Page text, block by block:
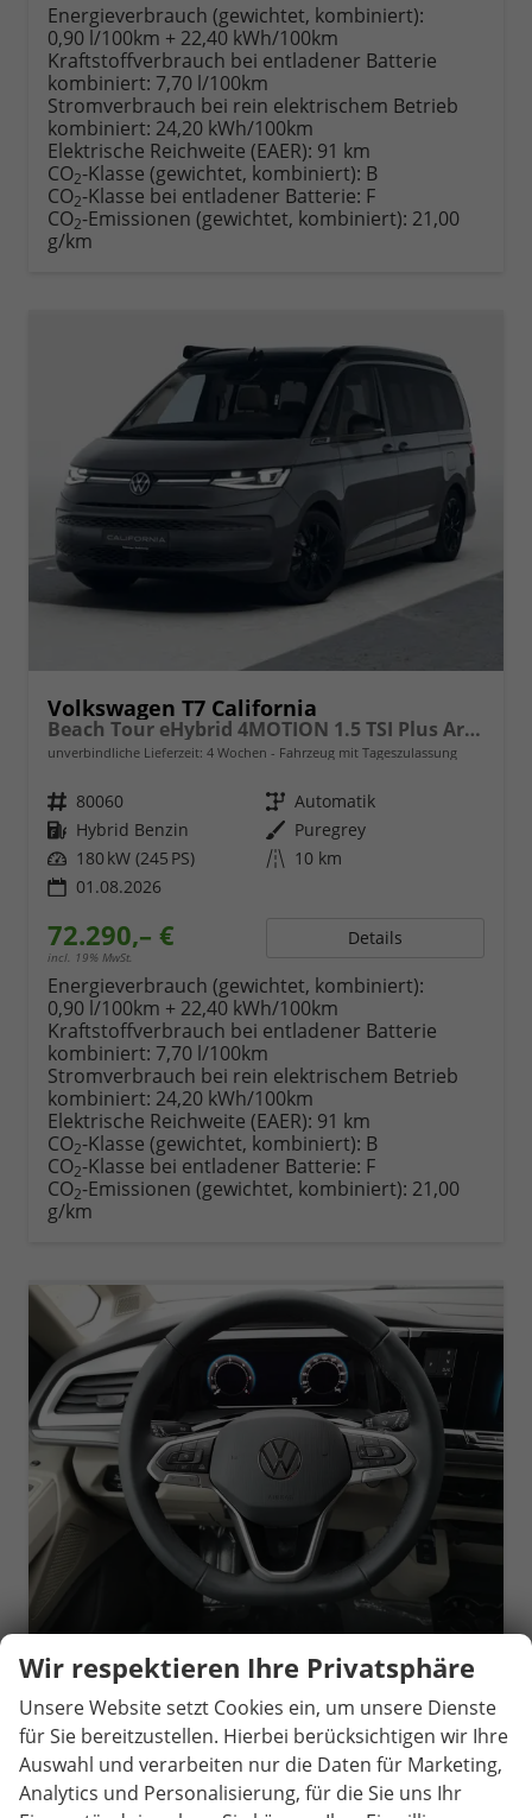
Energieverbrauch (gewichtet, kombiniert):
0,90 l/100km + 22,40 kWh/100km
Kraftstoffverbrauch bei entladener Batterie
kombiniert: 7,70 l/100km
Stromverbrauch bei rein elektrischem Betrieb
kombiniert: 24,20 kWh/100km
Elektrische Reichweite (EAER): 91 km
CO2-Klasse (gewichtet, kombiniert): B
CO2-Klasse bei entladener Batterie: F
CO2-Emissionen (gewichtet, kombiniert): 21,00
g/km
Volkswagen T7 California
Beach Tour eHybrid 4MOTION 1.5 TSI Plus ArtVelour
unverbindliche Lieferzeit: 4 Wochen Fahrzeug mit Tageszulassung
Fahrzeugnr. 80060 Getriebe Automatik
Kraftstoff Hybrid Benzin Außenfarbe Puregrey
Leistung 180 kW (245 PS) Kilometerstand 10 km
01.08.2026
72.290,– €
incl. 19% MwSt.
Details
Energieverbrauch (gewichtet, kombiniert):
0,90 l/100km + 22,40 kWh/100km
Kraftstoffverbrauch bei entladener Batterie
kombiniert: 7,70 l/100km
Stromverbrauch bei rein elektrischem Betrieb
kombiniert: 24,20 kWh/100km
Elektrische Reichweite (EAER): 91 km
CO2-Klasse (gewichtet, kombiniert): B
CO2-Klasse bei entladener Batterie: F
CO2-Emissionen (gewichtet, kombiniert): 21,00
g/km
Volkswagen T7 California
Beach Tour eHybrid 4MOTION 1.5 TSI Plus ArtVelour
Fahrzeug mit Tageszulassung
Fahrzeugnr. 80061 GetriebeAutomatik
Kraftstoff Hybrid Benzin Außenfarbe Monosilber Metallic
Wir respektieren Ihre Privatsphäre
Unsere Website setzt Cookies ein, um unsere Dienste
für Sie bereitzustellen. Hierbei berücksichtigen wir Ihre
Auswahl und verarbeiten nur die Daten für Marketing,
Analytics und Personalisierung, für die Sie uns Ihr